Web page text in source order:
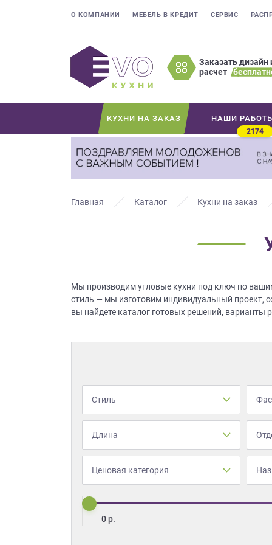
О КОМПАНИИ МЕБЕЛЬ В КРЕДИТ СЕРВИС
Заказать дизайн
расчет
КУХНИ НА ЗАКАЗ НАШИ
2174
Главная Каталог Кухни на заказ
Мы производим угловые кухни под ключ по
стиль — мы изготовим индивидуальный проект,
вы найдете каталог готовых решений,
Стиль
Длина
Ценовая категория
0р.
ваши